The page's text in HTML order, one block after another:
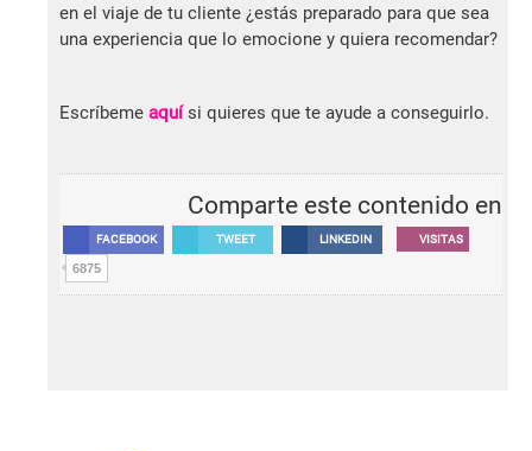
en el viaje de tu cliente ¿estás preparado para que sea
una experiencia que lo emocione y quiera recomendar?
Escríbeme aquísi quieres que te ayude a conseguirlo.
Comparte este contenido en
FACEBOOK TWEET LINKEDIN VISITAS
6875